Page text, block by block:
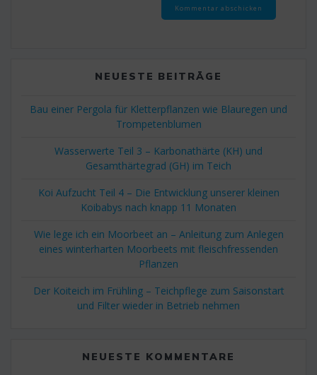
NEUESTE BEITRÄGE
Bau einer Pergola für Kletterpflanzen wie Blauregen und
Trompetenblumen
Wasserwerte Teil 3 – Karbonathärte (KH) und
Gesamthärtegrad (GH) im Teich
Koi Aufzucht Teil 4 – Die Entwicklung unserer kleinen
Koibabys nach knapp 11 Monaten
Wie lege ich ein Moorbeet an – Anleitung zum Anlegen
eines winterharten Moorbeets mit fleischfressenden
Pflanzen
Der Koiteich im Frühling – Teichpflege zum Saisonstart
und Filter wieder in Betrieb nehmen
NEUESTE KOMMENTARE